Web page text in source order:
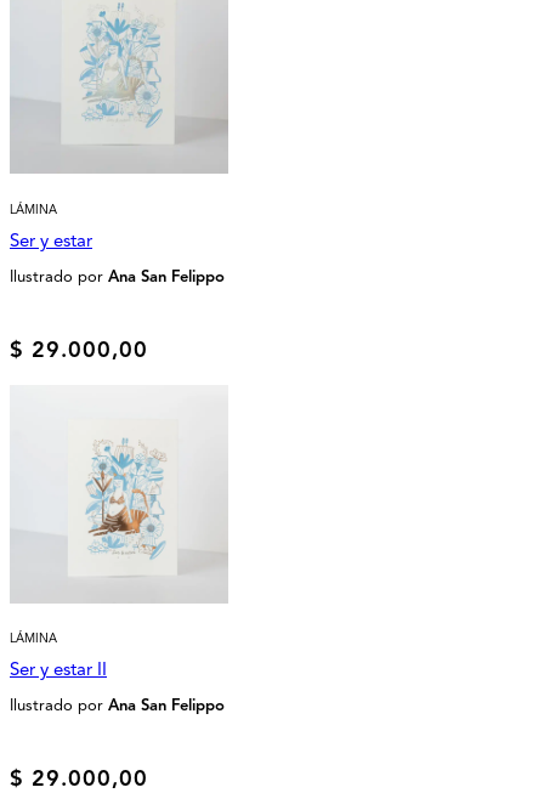
LÁMINA
Ser y estar
Ilustrado por Ana San Felippo
$ 29.000,00
LÁMINA
Ser y estar II
Ilustrado por Ana San Felippo
$ 29.000,00